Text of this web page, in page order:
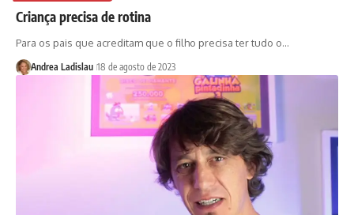
Criança precisa de rotina
Para os pais que acreditam que o filho precisa ter tudo o…
Andrea Ladislau 18 de agosto de 2023